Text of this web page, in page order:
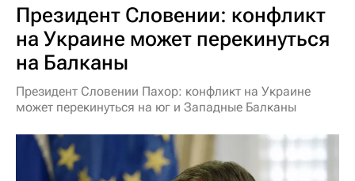
Президент Словении: конфликт
на Украине может перекинуться
на Балканы
Президент Словении Пахор: конфликт на Украине
может перекинуться на юг и Западные Балканы